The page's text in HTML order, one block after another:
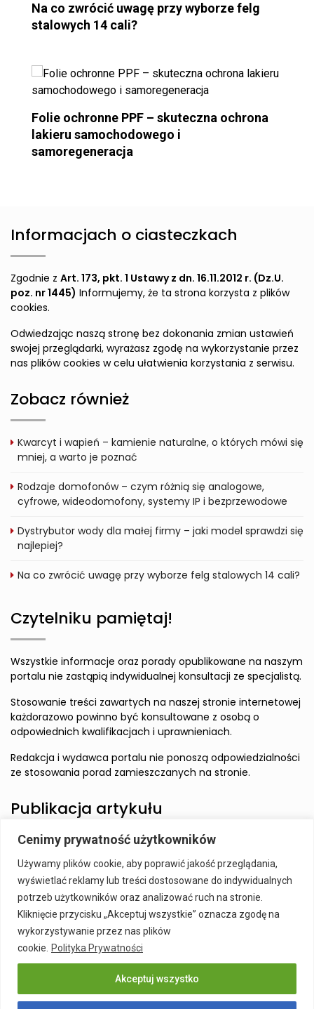
Cenimy prywatność użytkowników
Używamy plików cookie, aby poprawić jakość przeglądania,
wyświetlać reklamy lub treści dostosowane do indywidualnych
potrzeb użytkowników oraz analizować ruch na stronie.
Kliknięcie przycisku „Akceptuj wszystkie” oznacza zgodę na
wykorzystywanie przez nas plików
cookie. Polityka Prywatności
Akceptuj wszystko
Na co zwrócić uwagę przy wyborze felg
stalowych 14 cali?
Folie ochronne PPF – skuteczna ochrona
lakieru samochodowego i
samoregeneracja
Informacjach o ciasteczkach
Zgodnie z Art. 173, pkt. 1 Ustawy z dn. 16.11.2012 r. (Dz.U.
poz. nr 1445) Informujemy, że ta strona korzysta z plików
cookies.
Odwiedzając naszą stronę bez dokonania zmian ustawień
swojej przeglądarki, wyrażasz zgodę na wykorzystanie przez
nas plików cookies w celu ułatwienia korzystania z serwisu.
Zobacz również
Kwarcyt i wapień – kamienie naturalne, o których mówi się
mniej, a warto je poznać
Rodzaje domofonów – czym różnią się analogowe,
cyfrowe, wideodomofony, systemy IP i bezprzewodowe
Dystrybutor wody dla małej firmy – jaki model sprawdzi się
najlepiej?
Na co zwrócić uwagę przy wyborze felg stalowych 14 cali?
Czytelniku pamiętaj!
Wszystkie informacje oraz porady opublikowane na naszym
portalu nie zastąpią indywidualnej konsultacji ze specjalistą.
Stosowanie treści zawartych na naszej stronie internetowej
każdorazowo powinno być konsultowane z osobą o
odpowiednich kwalifikacjach i uprawnieniach.
Redakcja i wydawca portalu nie ponoszą odpowiedzialności
ze stosowania porad zamieszczanych na stronie.
Publikacja artykułu
naszym serwisie.
Szczegóły: Publikacja Artykułu